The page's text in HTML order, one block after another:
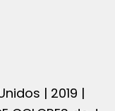
| 2019 |